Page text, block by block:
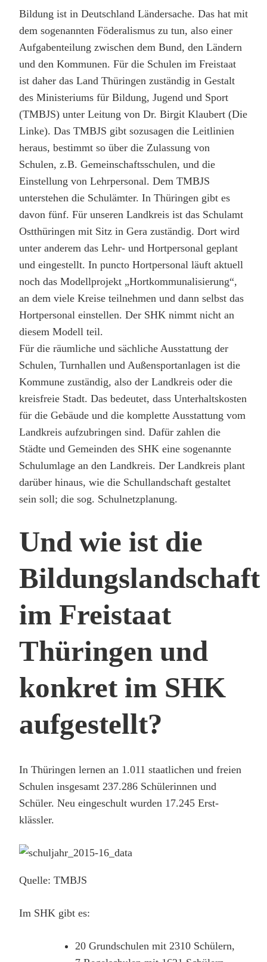
Bildung ist in Deutschland Ländersache. Das hat mit
dem sogenannten Föderalismus zu tun, also einer
Aufgabenteilung zwischen dem Bund, den Ländern
und den Kommunen. Für die Schulen im Freistaat
ist daher das Land Thüringen zuständig in Gestalt
des Ministeriums für Bildung, Jugend und Sport
(TMBJS) unter Leitung von Dr. Birgit Klaubert (Die
Linke). Das TMBJS gibt sozusagen die Leitlinien
heraus, bestimmt so über die Zulassung von
Schulen, z.B. Gemeinschaftsschulen, und die
Einstellung von Lehrpersonal. Dem TMBJS
unterstehen die Schulämter. In Thüringen gibt es
davon fünf. Für unseren Landkreis ist das Schulamt
Ostthüringen mit Sitz in Gera zuständig. Dort wird
unter anderem das Lehr- und Hortpersonal geplant
und eingestellt. In puncto Hortpersonal läuft aktuell
noch das Modellprojekt „Hortkommunalisierung“,
an dem viele Kreise teilnehmen und dann selbst das
Hortpersonal einstellen. Der SHK nimmt nicht an
diesem Modell teil.
Für die räumliche und sächliche Ausstattung der
Schulen, Turnhallen und Außensportanlagen ist die
Kommune zuständig, also der Landkreis oder die
kreisfreie Stadt. Das bedeutet, dass Unterhaltskosten
für die Gebäude und die komplette Ausstattung vom
Landkreis aufzubringen sind. Dafür zahlen die
Städte und Gemeinden des SHK eine sogenannte
Schulumlage an den Landkreis. Der Landkreis plant
darüber hinaus, wie die Schullandschaft gestaltet
sein soll; die sog. Schulnetzplanung.
Und wie ist die
Bildungslandschaft
im Freistaat
Thüringen und
konkret im SHK
aufgestellt?
In Thüringen lernen an 1.011 staatlichen und freien
Schulen insgesamt 237.286 Schülerinnen und
Schüler. Neu eingeschult wurden 17.245 Erst­
klässler.
Quelle: TMBJS
Im SHK gibt es:
20 Grundschulen mit 2310 Schülern,